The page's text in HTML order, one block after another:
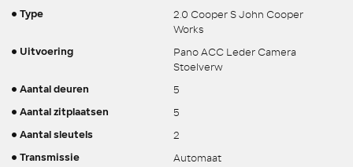
Type
2.0 Cooper S John Cooper
Works
Uitvoering
Pano ACC Leder Camera
Stoelverw
Aantal deuren 5
Aantal zitplaatsen 5
Aantal sleutels 2
Transmissie Automaat